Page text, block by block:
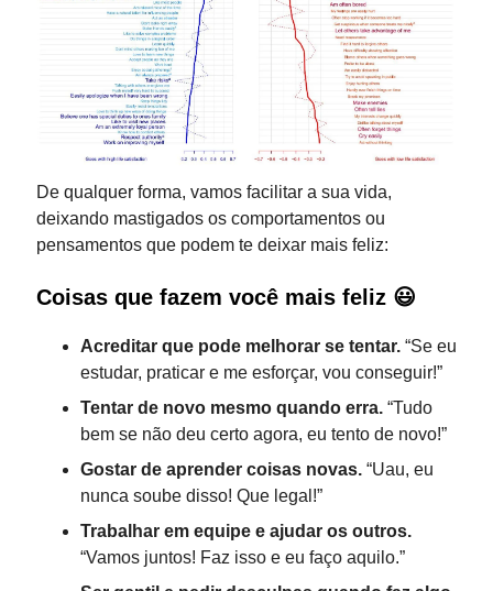
De qualquer forma, vamos facilitar a sua vida,
deixando mastigados os comportamentos ou
pensamentos que podem te deixar mais feliz:
Coisas que fazem você mais feliz 😃
Acreditar que pode melhorar se tentar. “Se eu
estudar, praticar e me esforçar, vou conseguir!”
Tentar de novo mesmo quando erra. “Tudo
bem se não deu certo agora, eu tento de novo!”
Gostar de aprender coisas novas. “Uau, eu
nunca soube disso! Que legal!”
Trabalhar em equipe e ajudar os outros.
“Vamos juntos! Faz isso e eu faço aquilo.”